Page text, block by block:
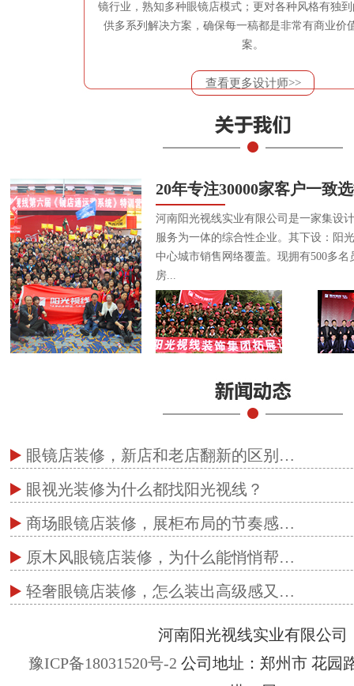
镜行业，熟知多种眼镜店模式；更对各种风格有独
供多系列解决方案，确保每一稿都是非常有商业价
案。
查看更多设计师>>
20年专注30000家客户一致
河南阳光视线实业有限公司是一家集设
服务为一体的综合性企业。其下设：阳
中心城市销售网络覆盖。现拥有500多
房...
眼镜店装修，新店和老店翻新的区别…
眼视光装修为什么都找阳光视线？
商场眼镜店装修，展柜布局的节奏感…
原木风眼镜店装修，为什么能悄悄帮…
轻奢眼镜店装修，怎么装出高级感又…
河南阳光视线实业有限公司
豫ICP备18031520号-2 公司地址：郑州市 花园